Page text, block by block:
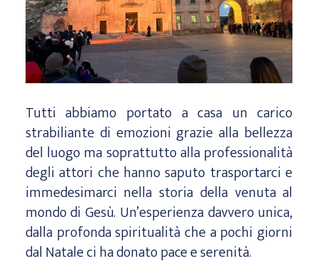
Tutti abbiamo portato a casa un carico
strabiliante di emozioni grazie alla bellezza
del luogo ma soprattutto alla professionalità
degli attori che hanno saputo trasportarci e
immedesimarci nella storia della venuta al
mondo di Gesù. Un’esperienza davvero unica,
dalla profonda spiritualità che a pochi giorni
dal Natale ci ha donato pace e serenità.